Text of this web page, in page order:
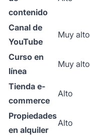
contenido
Canal de
YouTube
Muy alto
Curso en
línea
Muy alto
Tienda e-
commerce
Alto
Propiedades
en alquiler
Alto